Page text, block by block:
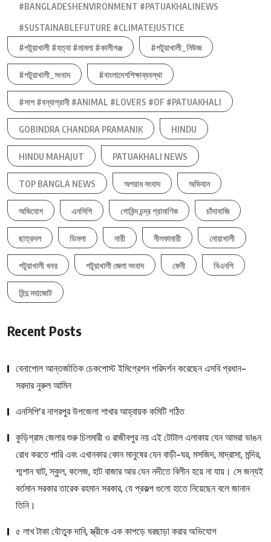
#BANGLADESHENVIRONMENT #PATUAKHALINEWS
#SUSTAINABLEFUTURE #CLIMATEJUSTICE
#পটুয়াখালী #হত্যা #মামলা #কালীগঞ্জ
#পটুয়াখালী_নিউজ
#পটুয়াখালী_সংবাদ #বাংলাদেশশিক্ষাব্যবস্থা
#সাপ #বন্যাপ্রানী #ANIMAL #LOVERS #OF #PATUAKHALI
GOBINDRA CHANDRA PRAMANIK HINDU
HINDU MAHAJUT PATUAKHALI NEWS
TOP BANGLA NEWS অপরাধ সংবাদ অভিযান
অভিযোগ এনসিপি গোবিন্দ চন্দ্র প্রামাণিক চাঁদাবাজি
ছাত্রদল ডিমলা নারী নীলফামারী নোয়াখালী
পটুয়াখালী খবর পটুয়াখালী জেলা সংবাদ ফেনী বিএনপি
হিন্দু মহাজোট
Recent Posts
বেনাপোল আন্তর্জাতিক চেকপোস্ট ইমিগ্রেশন পরিদর্শন করেছেন এসবি প্রধান-
সরদার নুরুল আমিন
এনসিপি’র নাগরপুর উপজেলা শাখার আহ্বায়ক কমিটি গঠিত
কুড়িগ্রাম জেলার শুরু চিলমারী ও রাজীবপুর নয় এই টোটাল এলাকায় যেন আমরা ভাঙন
রোধ করতে পারি এবং এখানকার কোন মানুষের যেন বাড়ী-ঘর, মসজিদ, মাদ্রাসা, মন্দির,
শ্মশান ঘাট, স্কুল, কলেজ, হাট বাজার আর যেন নদীতে বিলীন হয়ে না যায়। সে জন্যই
বর্তমান সরকার তারেক রহমান সরকার, যে প্রকল্প গুলো হাতে নিয়েছেন বলে জানান
তিনি।
৫ লাখ টাকা যৌতুক দাবি, স্ত্রীকে এক কাপড়ে ঘরছাড়া করার অভিযোগ